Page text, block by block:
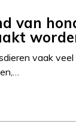
van
vaak veel